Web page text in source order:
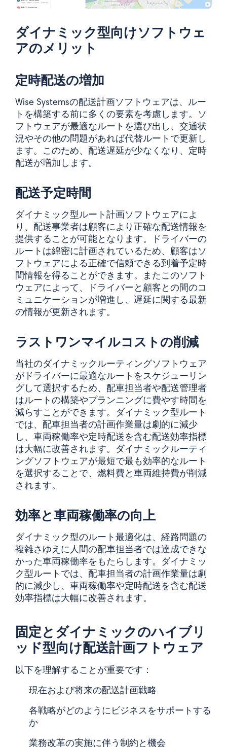
ダイナミック型向けソフトウェ
アのメリット
定時配送の増加
Wise Systemsの配送計画ソフトウェアは、ルー
トを構築する前に多くの要素を考慮します。ソ
フトウェアが最適なルートを選び出し、交通状
況やその他の問題があれば代替ルートで更新し
ます。このため、配送遅延が少なくなり、定時
配送が増加します。
配送予定時間
ダイナミック型ルート計画ソフトウェアによ
り、配送事業者は顧客により正確な配送情報を
提供することが可能となります。ドライバーの
ルートは綿密に計画されているため、顧客はソ
フトウェアによる正確で信頼できる到着予定時
間情報を得ることができます。またこのソフト
ウェアによって、ドライバーと顧客との間のコ
ミュニケーションが増進し、遅延に関する最新
の情報が更新されます。
ラストワンマイルコストの削減
当社のダイナミックルーティングソフトウェア
がドライバーに最適なルートをスケジューリン
グして選択するため、配車担当者や配送管理者
はルートの構築やプランニングに費やす時間を
減らすことができます。ダイナミック型ルート
では、配車担当者の計画作業量は劇的に減少
し、車両稼働率や定時配送を含む配送効率指標
は大幅に改善されます。ダイナミックルーティ
ングソフトウェアが最短で最も効率的なルート
を選択することで、燃料費と車両維持費が削減
されます。
効率と車両稼働率の向上
ダイナミック型のルート最適化は、経路問題の
複雑さゆえに人間の配車担当者では達成できな
かった車両稼働率をもたらします。ダイナミッ
ク型ルートでは、配車担当者の計画作業量は劇
的に減少し、車両稼働率や定時配送を含む配送
効率指標は大幅に改善されます。
固定とダイナミックのハイブリ
ッド型向け配送計画フトウェア
以下を理解することが重要です：
現在および将来の配送計画戦略
各戦略がどのようにビジネスをサポートする
か
業務改革の実施に伴う制約と機会